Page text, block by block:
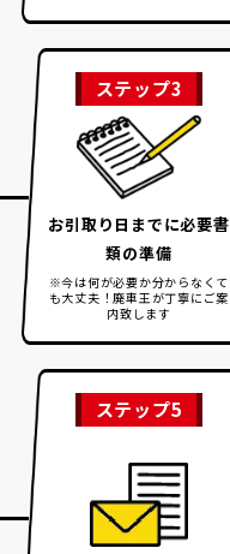
ステップ3
お引取り日までに必要書
類の準備
※今は何が必要か分からなくて
も大丈夫！廃車王が丁寧にご案
内致します
ステップ5